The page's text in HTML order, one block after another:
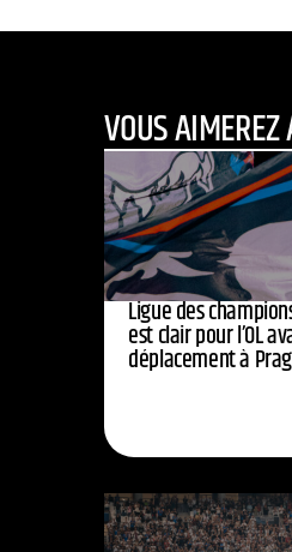
VOUS AIMEREZ
Ligue des
est clair pour l’OL
déplacement à